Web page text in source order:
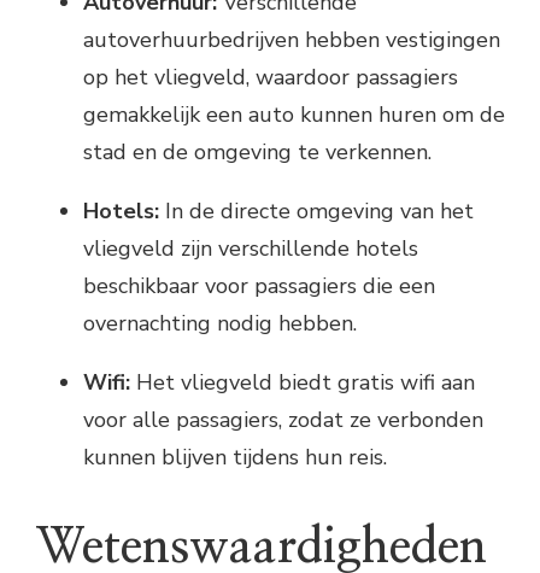
autoverhuurbedrijven hebben vestigingen
op het vliegveld, waardoor passagiers
gemakkelijk een auto kunnen huren om de
stad en de omgeving te verkennen.
Hotels: In de directe omgeving van het
vliegveld zijn verschillende hotels
beschikbaar voor passagiers die een
overnachting nodig hebben.
Wifi: Het vliegveld biedt gratis wifi aan
voor alle passagiers, zodat ze verbonden
kunnen blijven tijdens hun reis.
Wetenswaardigheden